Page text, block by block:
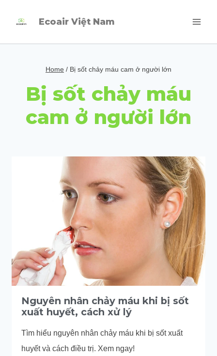
Ecoair Việt Nam
Home / Bị sốt chảy máu cam ở người lớn
Bị sốt chảy máu
cam ở người lớn
Nguyên nhân chảy máu khi bị sốt
xuất huyết, cách xử lý
Tìm hiểu nguyên nhân chảy máu khi bị sốt xuất
huyết và cách điều trị. Xem ngay!